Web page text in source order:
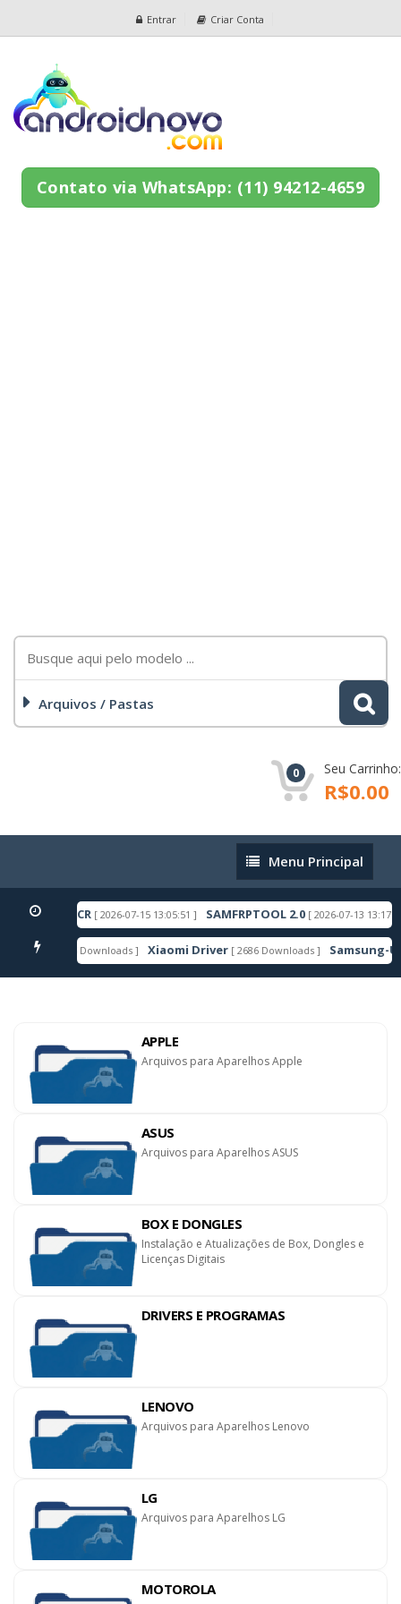
Entrar Criar Conta
Contato via WhatsApp: (11) 94212-4659
Arquivos / Pastas
0 Seu Carrinho:
R$0.00
Menu
Principal
Menu Principal
16 ACR [ 2026-07-15 13:05:51 ] SAMFRPTOOL 2.0 [ 2026-07-13 13:17:27 ]
[ 6606 Downloads ] Xiaomi Driver [ 2686 Downloads ] Samsung-
APPLE
Arquivos para Aparelhos Apple
ASUS
Arquivos para Aparelhos ASUS
BOX E DONGLES
Instalação e Atualizações de Box, Dongles e
Licenças Digitais
DRIVERS E PROGRAMAS
LENOVO
Arquivos para Aparelhos Lenovo
LG
Arquivos para Aparelhos LG
MOTOROLA